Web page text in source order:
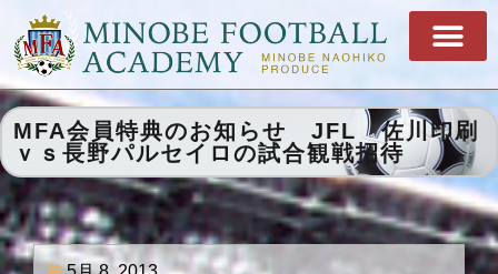
MFA会員特典のお知らせ JFL 佐川印刷
ｖｓ長野パルセイロの試合観戦招待